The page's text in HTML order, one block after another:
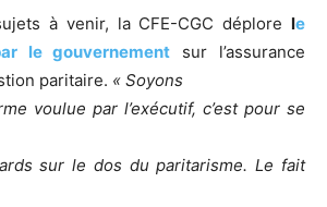
à venir, la CFE-CGC déplore le
le gouvernement sur l’assurance
paritaire. « Soyons
voulue par l’exécutif, c’est pour se
sur le dos du paritarisme. Le fait